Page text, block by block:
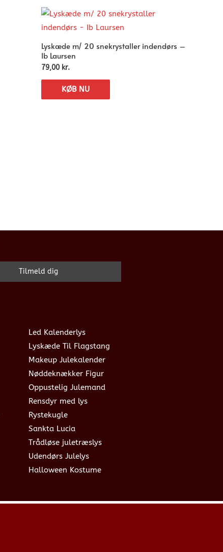
Lyskæde m/ 20 snekrystaller indendørs –
Ib Laursen
79,00 kr.
KØB NU
Led Kalenderlys
Lyskæde Til Flagstang
Makeup Julekalender
Nøddeknækker Figur
Oppustelig Julemand
Rensdyr med lys
Rystekugle
Sankta Lucia
Trådløse juletræslys
Udendørs Julelys
Halloween Kostume